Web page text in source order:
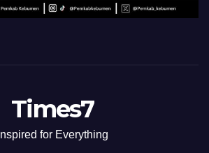
Times7
Inspired for Everything